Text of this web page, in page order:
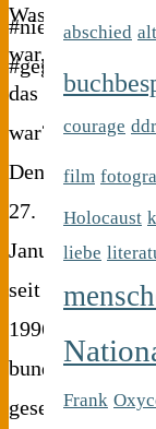
Was
war,
das
war?
Den
27.
Januar,
seit
1996
bundesweit
gesetzlich
abschied
courage ddr
film
Holocaust
liebe
Frank